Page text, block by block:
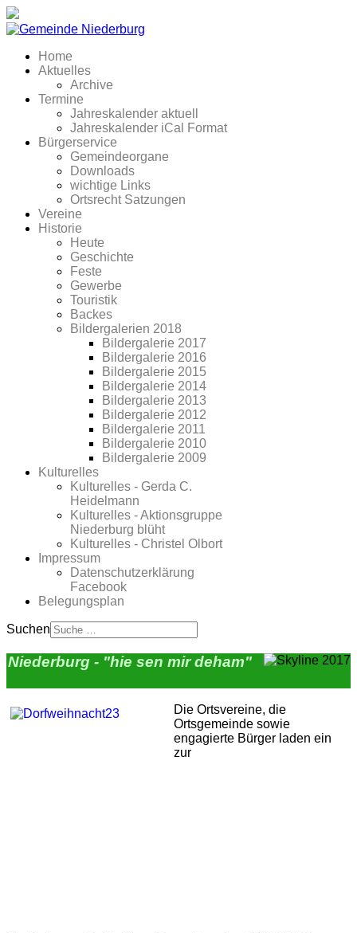
Home
Aktuelles
Archive
Termine
Jahreskalender aktuell
Jahreskalender iCal Format
Bürgerservice
Gemeindeorgane
Downloads
wichtige Links
Ortsrecht Satzungen
Vereine
Historie
Heute
Geschichte
Feste
Gewerbe
Touristik
Backes
Bildergalerien 2018
Bildergalerie 2017
Bildergalerie 2016
Bildergalerie 2015
Bildergalerie 2014
Bildergalerie 2013
Bildergalerie 2012
Bildergalerie 2011
Bildergalerie 2010
Bildergalerie 2009
Kulturelles
Kulturelles - Gerda C.
Heidelmann
Kulturelles - Aktionsgruppe
Niederburg blüht
Kulturelles - Christel Olbort
Impressum
Datenschutzerklärung
Facebook
Belegungsplan
Suchen
Niederburg - "hie sen mir deham"
Die Ortsvereine, die
Ortsgemeinde sowie
engagierte Bürger laden ein
zur